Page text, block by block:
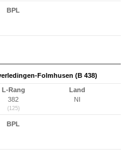
BPL
Folmhusen (B 438)
L-Rang
382
(125)
Land
NI
BPL